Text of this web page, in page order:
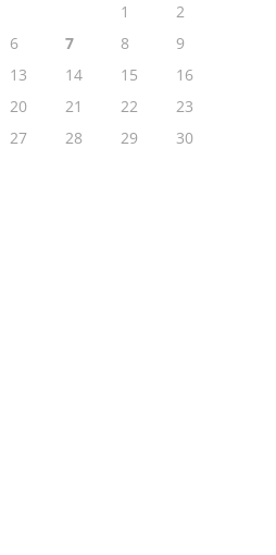
1
2
6 7 8
9
13 14 15
16
20 21 22
23
27 28 29
30